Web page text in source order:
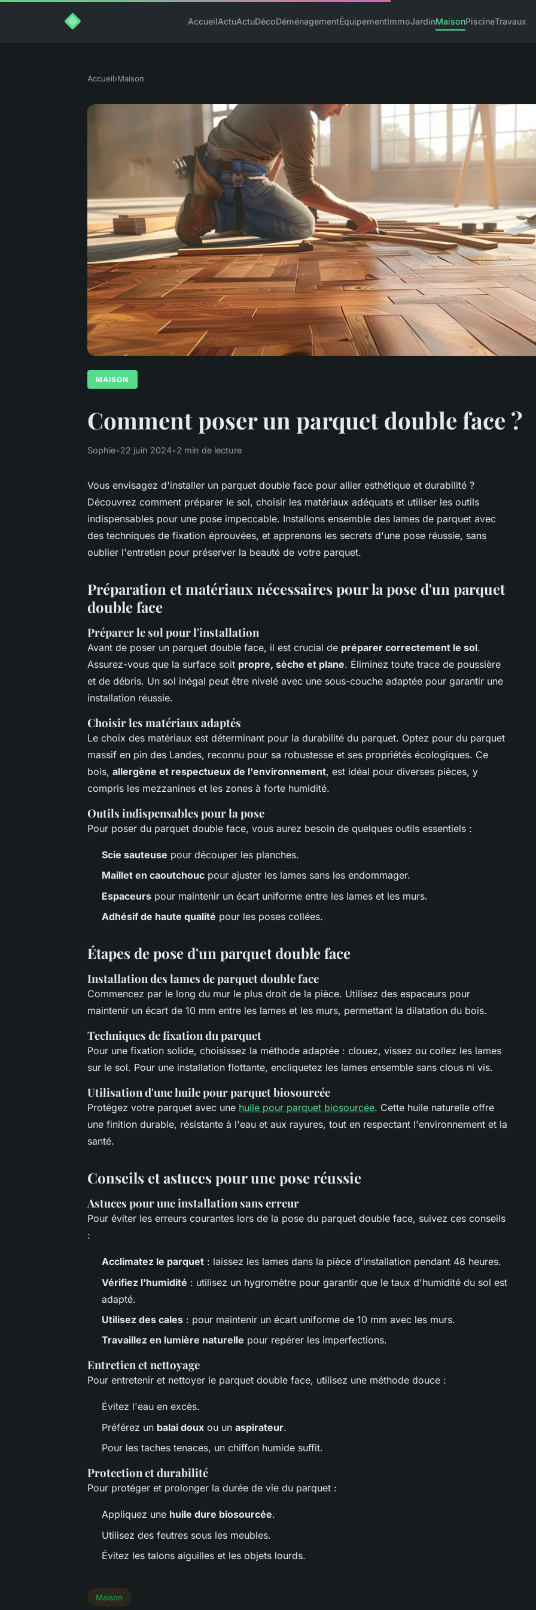
AccueilActuActuDécoDéménagementÉquipementImmoJardinMaisonPiscineTravaux
Accueil›Maison
MAISON
Comment poser un parquet double face ?
Sophie•22 juin 2024•2 min de lecture
Vous envisagez d'installer un parquet double face pour allier esthétique et durabilité ?
Découvrez comment préparer le sol, choisir les matériaux adéquats et utiliser les outils
indispensables pour une pose impeccable. Installons ensemble des lames de parquet avec
des techniques de fixation éprouvées, et apprenons les secrets d'une pose réussie, sans
oublier l'entretien pour préserver la beauté de votre parquet.
Préparation et matériaux nécessaires pour la pose d'un parquet
double face
Préparer le sol pour l'installation
Avant de poser un parquet double face, il est crucial de préparer correctement le sol.
Assurez-vous que la surface soit propre, sèche et plane. Éliminez toute trace de poussière
et de débris. Un sol inégal peut être nivelé avec une sous-couche adaptée pour garantir une
installation réussie.
Choisir les matériaux adaptés
Le choix des matériaux est déterminant pour la durabilité du parquet. Optez pour du parquet
massif en pin des Landes, reconnu pour sa robustesse et ses propriétés écologiques. Ce
bois, allergène et respectueux de l'environnement, est idéal pour diverses pièces, y
compris les mezzanines et les zones à forte humidité.
Outils indispensables pour la pose
Pour poser du parquet double face, vous aurez besoin de quelques outils essentiels :
Scie sauteuse pour découper les planches.
Maillet en caoutchouc pour ajuster les lames sans les endommager.
Espaceurs pour maintenir un écart uniforme entre les lames et les murs.
Adhésif de haute qualité pour les poses collées.
Étapes de pose d'un parquet double face
Installation des lames de parquet double face
Commencez par le long du mur le plus droit de la pièce. Utilisez des espaceurs pour
maintenir un écart de 10 mm entre les lames et les murs, permettant la dilatation du bois.
Techniques de fixation du parquet
Pour une fixation solide, choisissez la méthode adaptée : clouez, vissez ou collez les lames
sur le sol. Pour une installation flottante, encliquetez les lames ensemble sans clous ni vis.
Utilisation d'une huile pour parquet biosourcée
Protégez votre parquet avec une huile pour parquet biosourcée. Cette huile naturelle offre
une finition durable, résistante à l'eau et aux rayures, tout en respectant l'environnement et la
santé.
Conseils et astuces pour une pose réussie
Astuces pour une installation sans erreur
Pour éviter les erreurs courantes lors de la pose du parquet double face, suivez ces conseils
:
Acclimatez le parquet : laissez les lames dans la pièce d'installation pendant 48 heures.
Vérifiez l'humidité : utilisez un hygromètre pour garantir que le taux d'humidité du sol est
adapté.
Utilisez des cales : pour maintenir un écart uniforme de 10 mm avec les murs.
Travaillez en lumière naturelle pour repérer les imperfections.
Entretien et nettoyage
Pour entretenir et nettoyer le parquet double face, utilisez une méthode douce :
Évitez l'eau en excès.
Préférez un balai doux ou un aspirateur.
Pour les taches tenaces, un chiffon humide suffit.
Protection et durabilité
Pour protéger et prolonger la durée de vie du parquet :
Appliquez une huile dure biosourcée.
Utilisez des feutres sous les meubles.
Évitez les talons aiguilles et les objets lourds.
Maison